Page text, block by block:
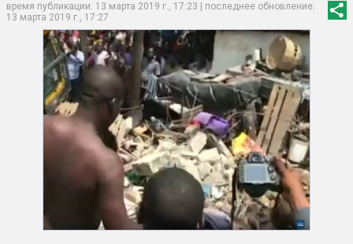
время публикации: 13 марта 2019 г., 17:23 | последнее обновление:
13 марта 2019 г., 17:27